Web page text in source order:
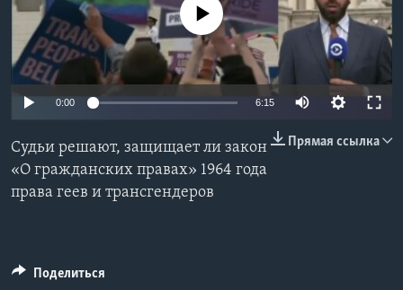
Learning English
СОЦИАЛЬНЫЕ СЕТИ
Языки
No media source currently available
0:00 6:15
Прямая ссылка
Судьи решают, защищает ли закон
«О гражданских правах» 1964 года
права геев и трансгендеров
Поделиться